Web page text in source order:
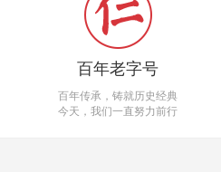
百年老字号
百年传承，铸就历史经典
今天，我们一直努力前行